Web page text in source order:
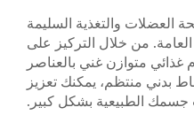
العضلات والتغذية السليمة
من خلال التركيز على
غذائي متوازن غني بالعناصر
بدني منتظم، يمكنك تعزيز
جسمك الطبيعية بشكل كبير.